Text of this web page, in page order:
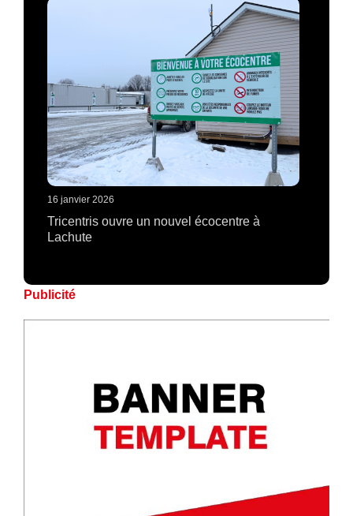
16 janvier 2026
Tricentris ouvre un nouvel écocentre à
Lachute
Publicité